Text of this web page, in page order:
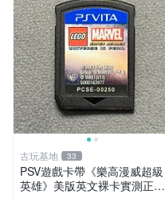
古玩基地 33
PSV遊戲卡帶《樂高漫威超級
英雄》美版英文裸卡實測正常